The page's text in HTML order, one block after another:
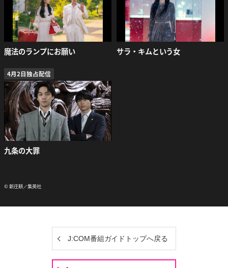
魔法のランプにお願い サラ・キムという女
4月2日独占配信
九条の大罪
© 新庄耕／集英社
J:COM番組ガイドトップへ戻る